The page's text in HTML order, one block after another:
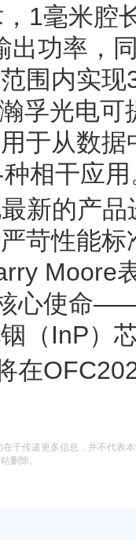
1毫米腔
出功率，
围内实
孚光电
于从数
种相干应
新的产
苛性能
Moore
心使命
（InP）
在
于传递更多信息，并不代表
删除。